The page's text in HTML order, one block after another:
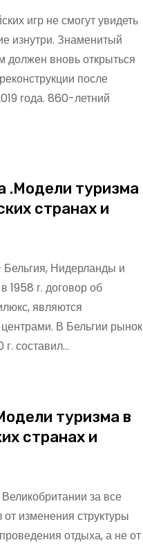
игр не смогут увидеть
изнутри. Знаменитый
вновь открыться
после
года. 860-летний
.Модели туризма
странах и
Нидерланды и
1958 г. договор об
являются
В Бельгии рынок
г. составил…
туризма в
странах и
за все
изменения структуры
отдыха, а не от